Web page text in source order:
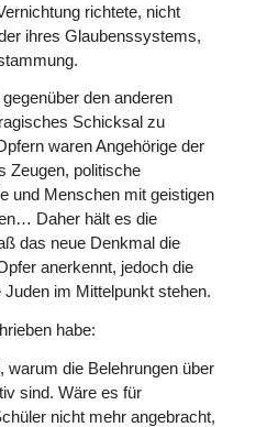
richtete, nicht
ihres Glaubenssystems,
den anderen
Schicksal zu
waren Angehörige der
Zeugen, politische
und Menschen mit geistigen
Daher hält es die
das neue Denkmal die
an­erkennt, jedoch die
im Mittelpunkt stehen.
habe:
warum die Belehrungen über
sind. Wäre es für
nicht mehr angebracht,